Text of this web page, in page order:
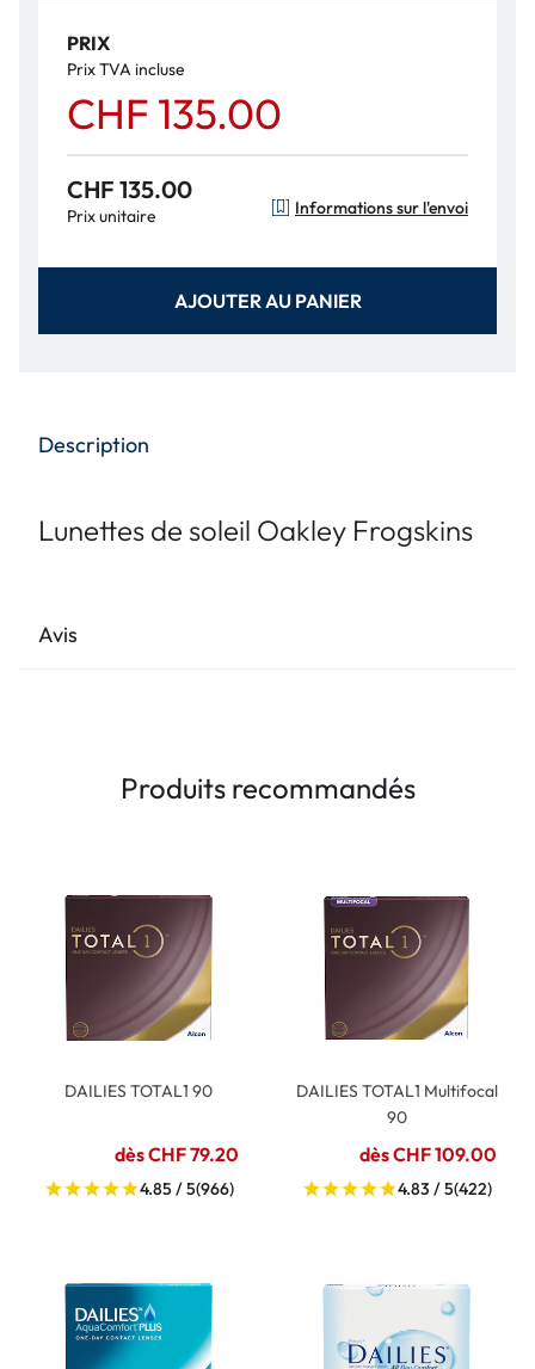
PRIX
Prix TVA incluse
CHF 135.00
CHF 135.00
Prix unitaire Informations sur l'envoi
AJOUTER AU PANIER
Description
Lunettes de soleil Oakley Frogskins
Avis
Produits recommandés
DAILIES TOTAL1 90
dès CHF 79.20
4.85 / 5(966)
DAILIES TOTAL1 Multifocal
90
dès CHF 109.00
4.83 / 5(422)